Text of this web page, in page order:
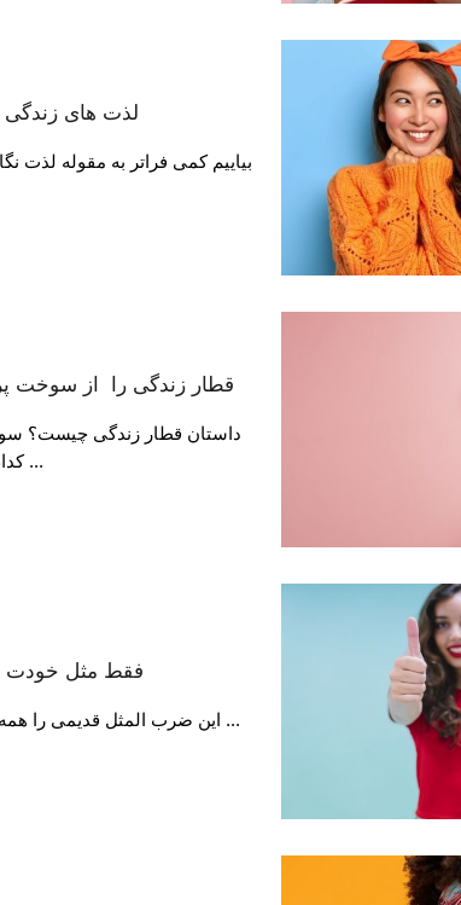
بیاییم کمی فراتر به مقوله لذت
قطار زندگی را از سوخت
داستان قطار زندگی چیست؟
کدام است ؟ عجله ...
فقط مثل خودت
این ضرب المثل قدیمی را همه ما شنیده ایم که مرغ همسایه غاز است و ...